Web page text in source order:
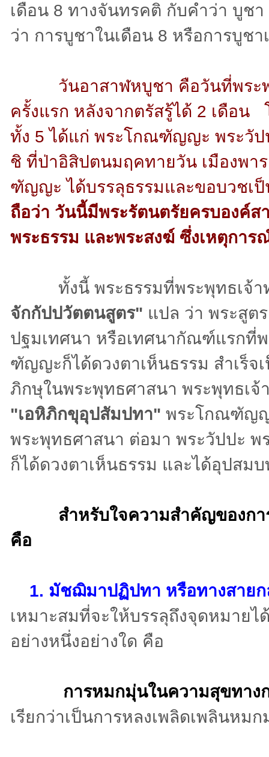
เดือน 8 ทางจันทรคติ กับคำว่า บูช
ว่า การบูชาในเดือน 8 หรือการบูช
วันอาสาฬหบูชา คือวันที่พระ
ครั้งแรก หลังจากตรัสรู้ได้ 2 เดือ
ทั้ง 5 ได้แก่ พระโกณฑัญญะ พระวัป
ชิ ที่ป่าอิสิปตนมฤคทายวัน เมืองพ
ฑัญญะ ได้บรรลุธรรมและขอบวชเ
ถือว่า วันนี้มีพระรัตนตรัยครบองค์
พระธรรม และพระสงฆ์ ซึ่งเหตุกา
ทั้งนี้ พระธรรมที่พระพุทธเจ้าท
จักกัปปวัตตนสูตร" แปล ว่า พระสูต
ปฐมเทศนา หรือเทศนากัณฑ์แรกที่
ฑัญญะก็ได้ดวงตาเห็นธรรม สำเร็จ
ภิกษุในพระพุทธศาสนา พระพุทธเจ้
"เอหิภิกขุอุปสัมปทา" พระโกณฑัญญ
พระพุทธศาสนา ต่อมา พระวัปปะ
ก็ได้ดวงตาเห็นธรรม และได้อุปสม
สำหรับใจความสำคัญของก
คือ
1. มัชฌิมาปฏิปทา หรือทางสายก
เหมาะสมที่จะให้บรรลุถึงจุดหมายไ
อย่างหนึ่งอย่างใด คือ
การหมกมุ่นในความสุขทาง
เรียกว่าเป็นการหลงเพลิดเพลินห